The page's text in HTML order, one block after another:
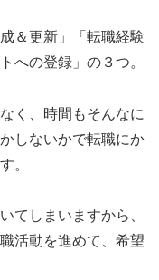
＆更新」「転職経験
への登録」の３つ。
く、時間もそんなに
しないかで転職にか
。
てしまいますから、
活動を進めて、希望